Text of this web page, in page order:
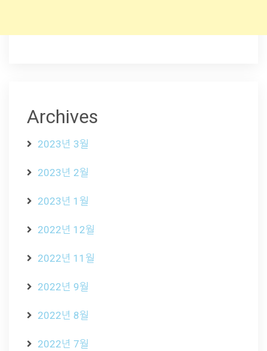
Archives
2023년 3월
2023년 2월
2023년 1월
2022년 12월
2022년 11월
2022년 9월
2022년 8월
2022년 7월